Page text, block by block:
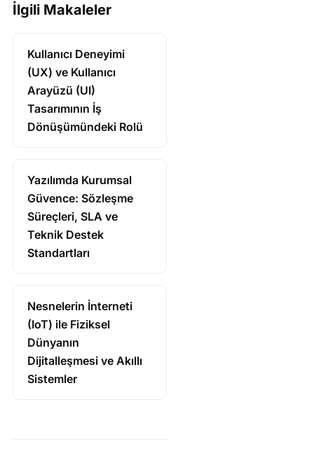
İlgili Makaleler
Kullanıcı Deneyimi
(UX) ve Kullanıcı
Arayüzü (UI)
Tasarımının İş
Dönüşümündeki Rolü
Yazılımda Kurumsal
Güvence: Sözleşme
Süreçleri, SLA ve
Teknik Destek
Standartları
Nesnelerin İnterneti
(IoT) ile Fiziksel
Dünyanın
Dijitalleşmesi ve Akıllı
Sistemler